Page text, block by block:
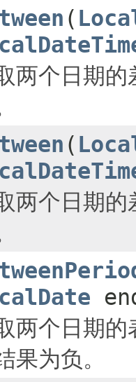
(
两个日期的
(
两个日期的
两个日期的
果为负。